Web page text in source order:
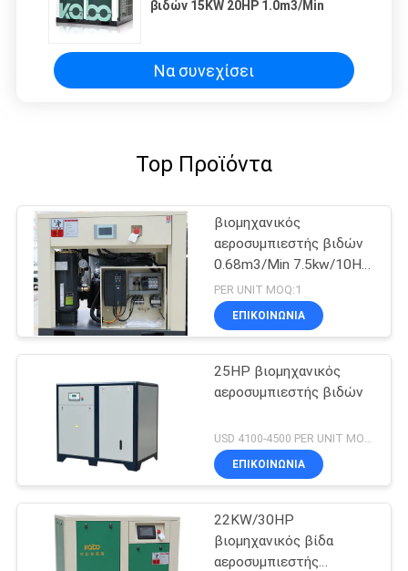
βιδών 15KW 20HP 1.0m3/Min
Να συνεχίσει
Top Προϊόντα
βιομηχανικός
αεροσυμπιεστής βιδών
0.68m3/Min 7.5kw/10Hp
16Bar
PER UNIT MOQ:1
ΕΠΙΚΟΙΝΩΝΊΑ
25HP βιομηχανικός
αεροσυμπιεστής βιδών
ΕΠΙΚΟΙΝΩΝΊΑ
22KW/30HP
βιομηχανικός βίδα
αεροσυμπιεστής